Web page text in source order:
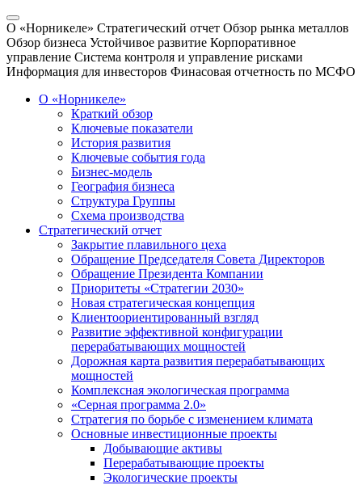
О «Норникеле» Стратегический отчет Обзор рынка металлов
Обзор бизнеса Устойчивое развитие Корпоративное
управление Система контроля и управление рисками
Информация для инвесторов Финасовая отчетность по МСФО
О «Норникеле»
Краткий обзор
Ключевые показатели
История развития
Ключевые события года
Бизнес-модель
География бизнеса
Структура Группы
Схема производства
Стратегический отчет
Закрытие плавильного цеха
Обращение Председателя Совета Директоров
Обращение Президента Компании
Приоритеты «Стратегии 2030»
Новая стратегическая концепция
Клиентоориентированный взгляд
Развитие эффективной конфигурации
перерабатывающих мощностей
Дорожная карта развития перерабатывающих
мощностей
Комплексная экологическая программа
«Серная программа 2.0»
Стратегия по борьбе с изменением климата
Основные инвестиционные проекты
Добывающие активы
Перерабатывающие проекты
Экологические проекты